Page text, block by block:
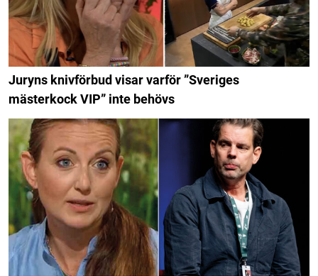
Juryns knivförbud visar varför ”Sveriges
mästerkock VIP” inte behövs